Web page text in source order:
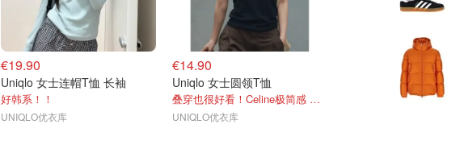
€19.90
Uniqlo 女士连帽T恤 长袖
好韩系！！
UNIQLO优衣库
€14.90
Uniqlo 女士圆领T恤
叠穿也很好看！Celine极简感 @菜菜
UNIQLO优衣库
Uniqlo 花边开衫印花款